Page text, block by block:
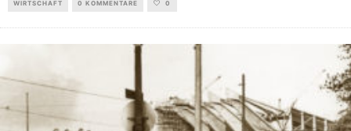
WIRTSCHAFT 0 KOMMENTARE 0